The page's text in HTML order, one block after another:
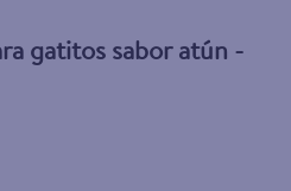
gatitos sabor atún -